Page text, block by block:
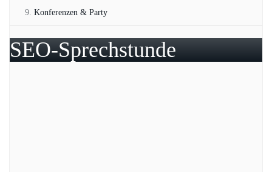
Konferenzen & Party
SEO-Sprechstunde